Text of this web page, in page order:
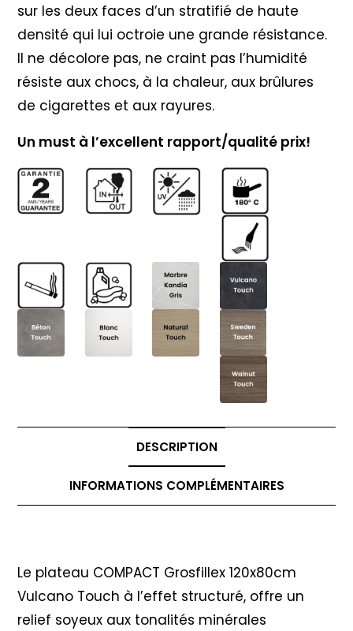
sur les deux faces d’un stratifié de haute
densité qui lui octroie une grande résistance.
Il ne décolore pas, ne craint pas l’humidité
résiste aux chocs, à la chaleur, aux brûlures
de cigarettes et aux rayures.
Un must à l’excellent rapport/qualité prix!
DESCRIPTION
INFORMATIONS COMPLÉMENTAIRES
Le plateau COMPACT Grosfillex 120x80cm
Vulcano Touch à l’effet structuré, offre un
relief soyeux aux tonalités minérales